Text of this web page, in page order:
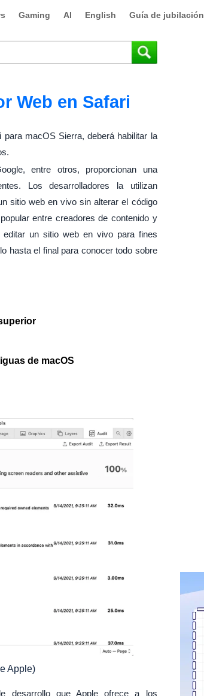
Gaming AI English Guía de jubilación
Web en Safari
macOS Sierra, deberá habilitar la
entre otros, proporcionan una
Los desarrolladores la utilizan
sitio web en vivo sin alterar el código
entre creadores de contenido y
editar un sitio web en vivo para fines
hasta el final para conocer todo sobre
de macOS
Apple)
desarrollo que Apple ofrece a los